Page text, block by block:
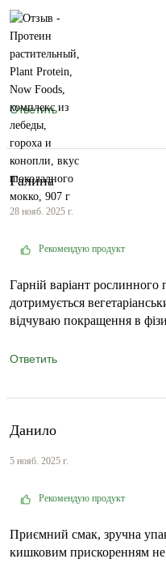
Ответить
Галина
28 нояб. 2025 г.
Рекомендую продукт
Гарній варіант рослинного
дотримується
відчуваю покращення в
Ответить
Данило
5 нояб. 2025 г.
Рекомендую продукт
Приємний смак, зручна
кишковим прискоренням не